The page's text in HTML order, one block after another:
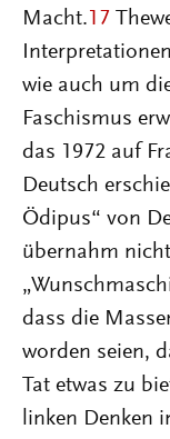
Macht. 17
wie auch um
Faschismus
das 1972 auf
Deutsch
Ödipus“ von
übernahm
dass die
worden seien,
Tat etwas zu
linken Denken